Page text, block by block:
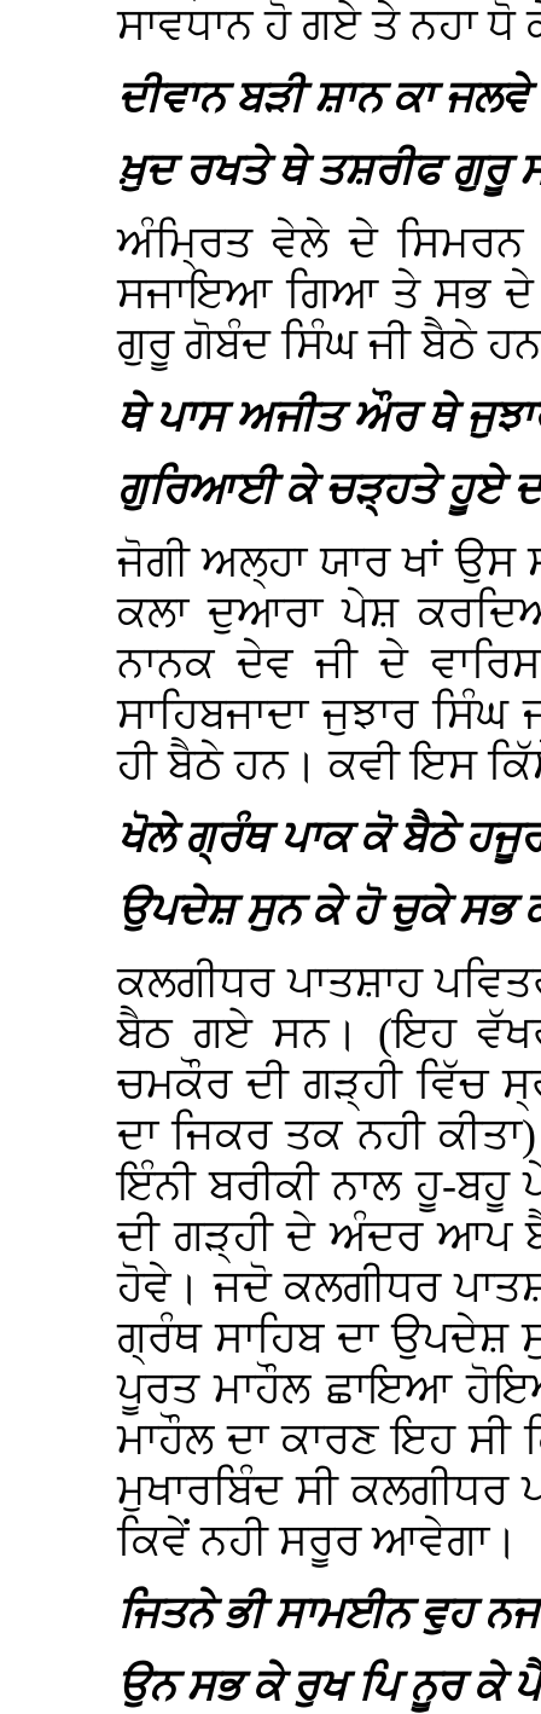
ਸਾਵਧਾਨ ਹੋ ਗਏ ਤੇ ਨਹਾ
ਦੀਵਾਨ ਬੜੀ ਸ਼ਾਨ ਕਾ
ਖ਼ੁਦ ਰਖਤੇ ਥੇ ਤਸ਼ਰੀਫ ਗੁਰੂ
ਅੰਮ੍ਰਿਤ ਵੇਲੇ ਦੇ ਸਿਮਰਨ
ਸਜਾਇਆ ਗਿਆ ਤੇ ਸਭ ਦੇ
ਗੁਰੂ ਗੋਬੰਦ ਸਿੰਘ ਜੀ ਬੈਠੇ
ਥੇ ਪਾਸ ਅਜੀਤ ਔਰ ਥੇ
ਗੁਰਿਆਈ ਕੇ ਚੜ੍ਹਤੇ ਹੂਏ
ਜੋਗੀ ਅਲ੍ਹਾ ਯਾਰ ਖਾਂ
ਕਲਾ ਦੁਆਰਾ ਪੇਸ਼
ਨਾਨਕ ਦੇਵ ਜੀ ਦੇ
ਸਾਹਿਬਜਾਦਾ ਜੁਝਾਰ ਸਿੰਘ
ਹੀ ਬੈਠੇ ਹਨ। ਕਵੀ ਇਸ
ਖੋਲੇ ਗ੍ਰੰਥ ਪਾਕ ਕੋ ਬੈਠੇ
ਉਪਦੇਸ਼ ਸੁਨ ਕੇ ਹੋ ਚੁਕੇ ਸਭ
ਕਲਗੀਧਰ ਪਾਤਸ਼ਾਹ
ਬੈਠ ਗਏ ਸਨ। (ਇਹ
ਚਮਕੌਰ ਦੀ ਗੜ੍ਹੀ ਵਿੱਚ
ਦਾ ਜਿਕਰ ਤਕ ਨਹੀ
ਇੰਨੀ ਬਰੀਕੀ ਨਾਲ ਹੂ-
ਦੀ ਗੜ੍ਹੀ ਦੇ ਅੰਦਰ ਆਪ
ਹੋਵੇ। ਜਦੋ ਕਲਗੀਧਰ
ਗ੍ਰੰਥ ਸਾਹਿਬ ਦਾ ਉਪਦੇਸ਼
ਪੂਰਤ ਮਾਹੌਲ ਛਾਇਆ
ਮਾਹੌਲ ਦਾ ਕਾਰਣ ਇਹ ਸੀ
ਮੁਖਾਰਬਿੰਦ ਸੀ ਕਲਗੀਧਰ
ਕਿਵੇਂ ਨਹੀ ਸਰੂਰ ਆਵੇਗਾ।
ਜਿਤਨੇ ਭੀ ਸਾਮਈਨ ਵੁਹ
ਉਨ ਸਭ ਕੇ ਰੁਖ ਪਿ ਨੂਰ ਕੇ